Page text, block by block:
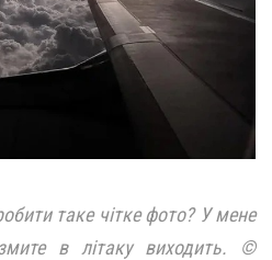
таке чітке фото? У мене
в літаку виходить. ©